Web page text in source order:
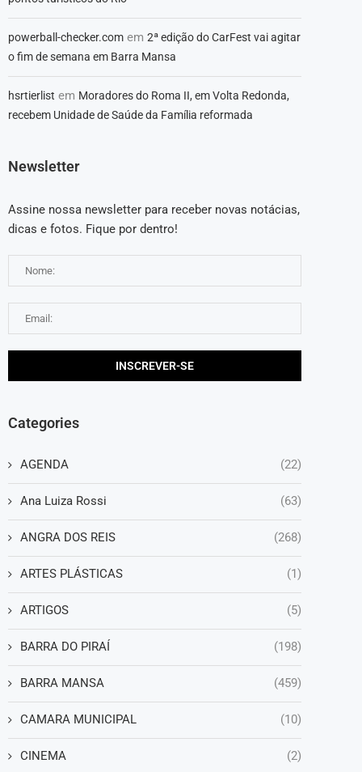
powerball-checker.com em 2ª edição do CarFest vai agitar
o fim de semana em Barra Mansa
hsrtierlist em Moradores do Roma II, em Volta Redonda,
recebem Unidade de Saúde da Família reformada
Newsletter
Assine nossa newsletter para receber novas notácias,
dicas e fotos. Fique por dentro!
Categories
AGENDA (22)
Ana Luiza Rossi (63)
ANGRA DOS REIS (268)
ARTES PLÁSTICAS (1)
ARTIGOS (5)
BARRA DO PIRAÍ (198)
BARRA MANSA (459)
CAMARA MUNICIPAL (10)
CINEMA (2)